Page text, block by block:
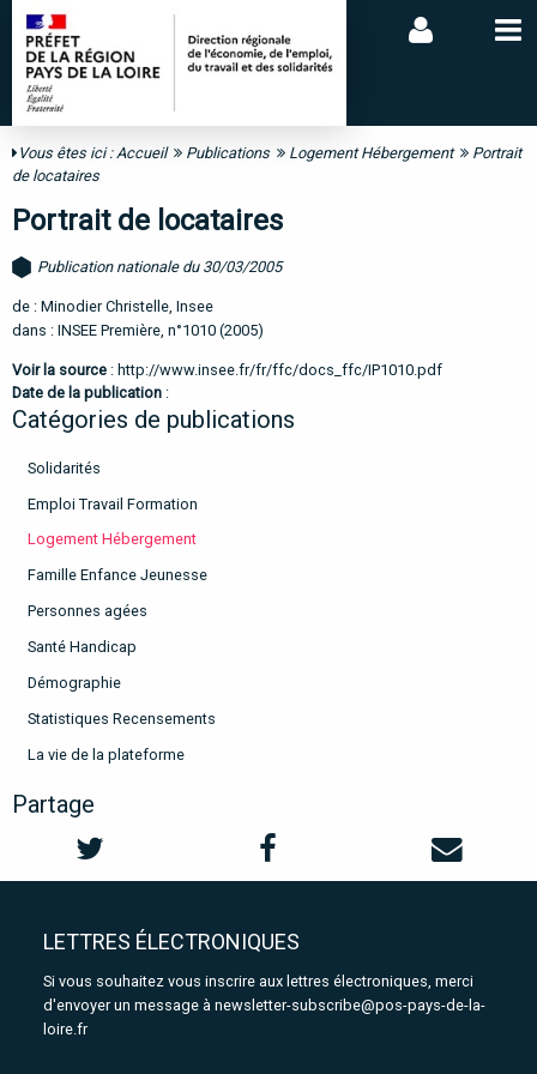
Vous êtes ici :Accueil Publications Logement Hébergement
Portrait
de locataires
Portrait de locataires
Publication nationale du 30/03/2005
de : Minodier Christelle, Insee
dans : INSEE Première, n°1010 (2005)
Voir la source : http://www.insee.fr/fr/ffc/docs_ffc/IP1010.pdf
Date de la publication :
Catégories de publications
Solidarités
Emploi Travail Formation
Logement Hébergement
Famille Enfance Jeunesse
Personnes agées
Santé Handicap
Démographie
Statistiques Recensements
La vie de la plateforme
Partage
LETTRES ÉLECTRONIQUES
Si vous souhaitez vous inscrire aux lettres électroniques, merci
d'envoyer un message à newsletter-subscribe@pos-pays-de-la-
loire.fr